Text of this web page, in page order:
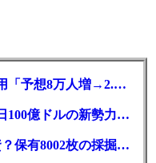
【今日のマクロ経済】米7月雇用「予想8万人増→2.3万人減」で利上げ観測後退
仮想通貨ETFの裏側に変化、1日100億ドルの新勢力がSEC登録
ビットコイン購入の原資は増資？保有8002枚の採掘企業の実態とは